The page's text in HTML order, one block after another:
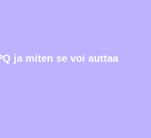
ja miten se voi auttaa